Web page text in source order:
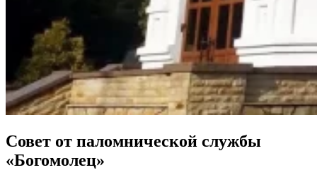
Совет от паломнической службы
«Богомолец»